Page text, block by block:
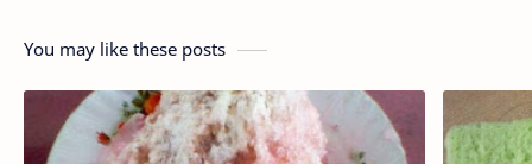
You may like these posts